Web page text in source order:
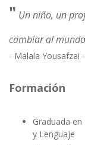
" Un niño, un
cambiar al
- Malala Yousafzai -
Formación
Graduada
y Lenguaje